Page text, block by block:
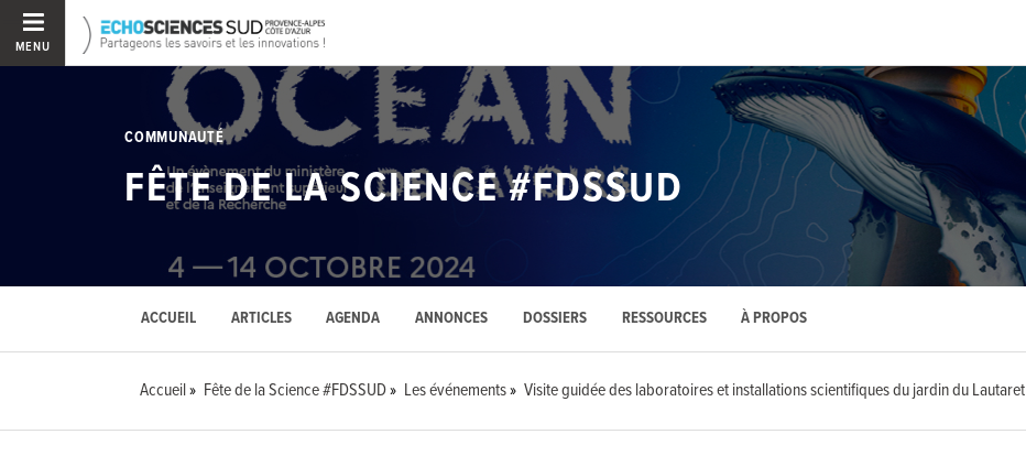
MENU
COMMUNAUTÉ
FÊTE DE LA SCIENCE #FDSSUD
ACCUEIL ARTICLES AGENDA ANNONCES DOSSIERS RESSOURCES À PROPOS
Accueil Fête de la Science #FDSSUD Les événements Visite guidée des laboratoires et installations scientifiques du jardin du Lautaret